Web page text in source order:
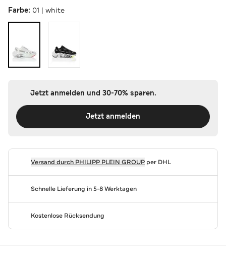
Farbe: 01 | white
Jetzt anmelden und 30-70% sparen.
Jetzt anmelden
Versand durch PHILIPP PLEIN GROUPper DHL
Schnelle Lieferung in 5-8 Werktagen
Kostenlose Rücksendung